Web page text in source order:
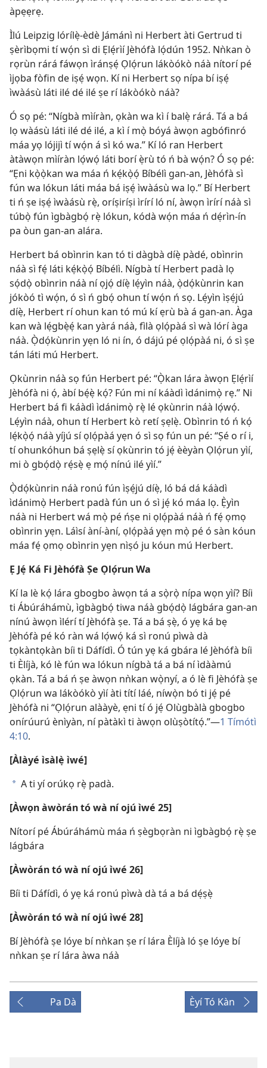
àpẹẹrẹ.
Ìlú Leipzig lórílẹ̀-èdè Jámánì ni Herbert àti Gertrud ti
ṣèrìbọmi tí wọ́n sì di Ẹlẹ́rìí Jèhófà lọ́dún 1952. Nǹkan ò
rọrùn rárá fáwọn ìránṣẹ́ Ọlọ́run lákòókò náà nítorí pé
ìjọba fòfin de iṣẹ́ wọn. Kí ni Herbert sọ nípa bí iṣẹ́
ìwàásù láti ilé dé ilé ṣe rí lákòókò náà?
Ó sọ pé: “Nígbà mìíràn, ọkàn wa kì í balẹ̀ rárá. Tá a bá
lọ wàásù láti ilé dé ilé, a kì í mọ̀ bóyá àwọn agbófinró
máa yọ lójijì tí wọ́n á sì kó wa.” Kí ló ran Herbert
àtàwọn mìíràn lọ́wọ́ láti borí ẹ̀rù tó ń bà wọ́n? Ó sọ pé:
“Ẹni kọ̀ọ̀kan wa máa ń kẹ́kọ̀ọ́ Bíbélì gan-an, Jèhófà sì
fún wa lókun láti máa bá iṣẹ́ ìwàásù wa lọ.” Bí Herbert
ti ń ṣe iṣẹ́ ìwàásù rẹ̀, oríṣiríṣi ìrírí ló ní, àwọn ìrírí náà sì
túbọ̀ fún ìgbàgbọ́ rẹ̀ lókun, kódà wọ́n máa ń dẹ́rìn-ín
pa òun gan-an alára.
Herbert bá obìnrin kan tó ti dàgbà díẹ̀ pàdé, obìnrin
náà sì fẹ́ láti kẹ́kọ̀ọ́ Bíbélì. Nígbà tí Herbert padà lọ
sọ́dọ̀ obìnrin náà ní ọjọ́ díẹ̀ lẹ́yìn náà, ọ̀dọ́kùnrin kan
jókòó tì wọ́n, ó sì ń gbọ́ ohun tí wọ́n ń sọ. Lẹ́yìn ìṣẹ́jú
díẹ̀, Herbert rí ohun kan tó mú kí ẹrù bà á gan-an. Àga
kan wà lẹ́gbẹ̀ẹ́ kan yàrá náà, fìlà ọlọ́pàá sì wà lórí àga
náà. Ọ̀dọ́kùnrin yẹn ló ni ín, ó dájú pé ọlọ́pàá ni, ó sì ṣe
tán láti mú Herbert.
Ọkùnrin náà sọ fún Herbert pé: “Ọ̀kan lára àwọn Ẹlẹ́rìí
Jèhófà ni ọ́, àbí bẹ́ẹ̀ kọ́? Fún mi ní káàdì ìdánimọ̀ rẹ.” Ni
Herbert bá fi káàdì ìdánimọ̀ rẹ̀ lé ọkùnrin náà lọ́wọ́.
Lẹ́yìn náà, ohun tí Herbert kò retí ṣẹlẹ̀. Obìnrin tó ń kọ́
lẹ́kọ̀ọ́ náà yíjú sí ọlọ́pàá yẹn ó sì sọ fún un pé: “Ṣé o rí i,
tí ohunkóhun bá ṣẹlẹ̀ sí ọkùnrin tó jẹ́ èèyàn Ọlọ́run yìí,
mi ò gbọ́dọ̀ rẹ́sẹ̀ ẹ mọ́ nínú ilé yìí.”
Ọ̀dọ́kùnrin náà ronú fún ìṣẹ́jú díẹ̀, ló bá dá káàdì
ìdánimọ̀ Herbert padà fún un ó sì jẹ́ kó máa lọ. Ẹ̀yìn
náà ni Herbert wá mọ̀ pé ńṣe ni ọlọ́pàá náà ń fẹ́ ọmọ
obìnrin yẹn. Láìsí àní-àní, ọlọ́pàá yẹn mọ̀ pé ó sàn kóun
máa fẹ́ ọmọ obìnrin yẹn nìṣó ju kóun mú Herbert.
Ẹ Jẹ́ Ká Fi Jèhófà Ṣe Ọlọ́run Wa
Kí la lè kọ́ lára gbogbo àwọn tá a sọ̀rọ̀ nípa wọn yìí? Bíi
ti Ábúráhámù, ìgbàgbọ́ tiwa náà gbọ́dọ̀ lágbára gan-an
nínú àwọn ìlérí tí Jèhófà ṣe. Tá a bá ṣẹ̀, ó yẹ ká bẹ
Jèhófà pé kó ràn wá lọ́wọ́ ká sì ronú pìwà dà
tọkàntọkàn bíi ti Dáfídì. Ó tún yẹ ká gbára lé Jèhófà bíi
ti Èlíjà, kó lè fún wa lókun nígbà tá a bá ní ìdààmú
ọkàn. Tá a bá ń ṣe àwọn nǹkan wọ̀nyí, a ó lè fi Jèhófà ṣe
Ọlọ́run wa lákòókò yìí àti títí láé, níwọ̀n bó ti jẹ́ pé
Jèhófà ni “Ọlọ́run alààyè, ẹni tí ó jẹ́ Olùgbàlà gbogbo
onírúurú ènìyàn, ní pàtàkì ti àwọn olùṣòtítọ́.”—1 Tímótì
4:10.
[Àlàyé ìsàlẹ̀ ìwé]
a A ti yí orúkọ rẹ̀ padà.
[Àwọn àwòrán tó wà ní ojú ìwé 25]
Nítorí pé Ábúráhámù máa ń ṣègbọràn ni ìgbàgbọ́ rẹ̀ ṣe
lágbára
[Àwòrán tó wà ní ojú ìwé 26]
Bíi ti Dáfídì, ó yẹ ká ronú pìwà dà tá a bá dẹ́ṣẹ̀
[Àwòrán tó wà ní ojú ìwé 28]
Bí Jèhófà ṣe lóye bí nǹkan ṣe rí lára Èlíjà ló ṣe lóye bí
nǹkan ṣe rí lára àwa náà
Pa Dà Èyí Tó Kàn